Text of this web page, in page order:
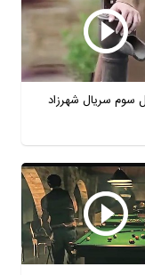
سوم سریال شهرزاد